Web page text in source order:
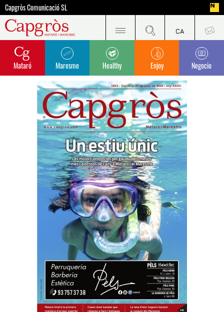
Capgròs Comunicació SL
Mataró Maresme Healthy Enjoy Negocio